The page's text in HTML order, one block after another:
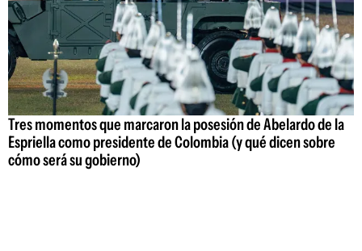
Tres momentos que marcaron la posesión de Abelardo de la
Espriella como presidente de Colombia (y qué dicen sobre
cómo será su gobierno)